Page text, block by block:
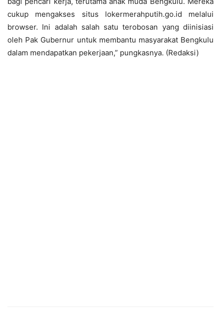
cukup mengakses situs lokermerahputih.go.id melalui
browser. Ini adalah salah satu terobosan yang diinisiasi
oleh Pak Gubernur untuk membantu masyarakat Bengkulu
dalam mendapatkan pekerjaan,” pungkasnya. (Redaksi)